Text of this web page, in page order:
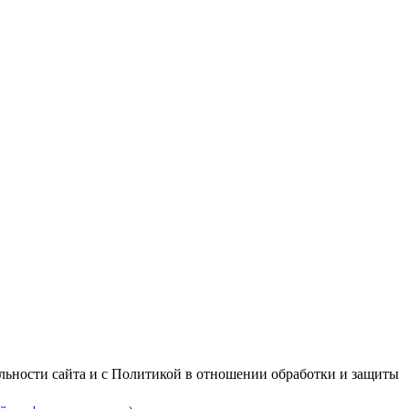
сайта и с Политикой в отношении обработки и защиты